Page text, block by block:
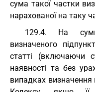
сума такої частки
нарахованої на таку
129.4. На суми
визначеного
статті (включаючи
наявності та без
випадках визначення